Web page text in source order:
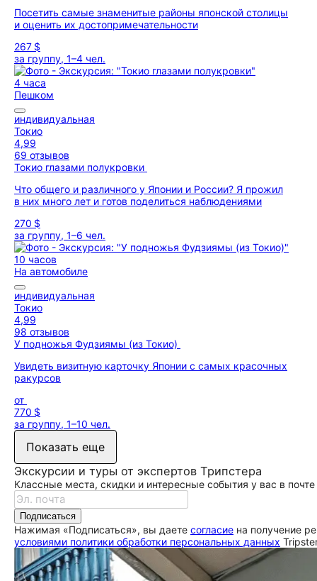
Посетить самые знаменитые районы японской столицы
и оценить их достопримечательности
267 $
за группу, 1–4 чел.
4 часа
Пешком
индивидуальная
Токио
4,99
69 отзывов
Токио глазами полукровки
Что общего и различного у Японии и России? Я прожил
в них много лет и готов поделиться наблюдениями
270 $
за группу, 1–6 чел.
10 часов
На автомобиле
индивидуальная
Токио
4,99
98 отзывов
У подножья Фудзиямы (из Токио)
Увидеть визитную карточку Японии с самых красочных
ракурсов
от
770 $
за группу, 1–10 чел.
Показать еще
Экскурсии и туры от экспертов Трипстера
Классные места, скидки и интересные события у вас в почте
Подписаться
Нажимая «Подписаться», вы даете согласие на получение
условиями политики обработки персональных данных